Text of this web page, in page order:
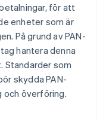
för att
enheter som är
På grund av PAN-
hantera denna
som
skydda PAN-
och överföring.